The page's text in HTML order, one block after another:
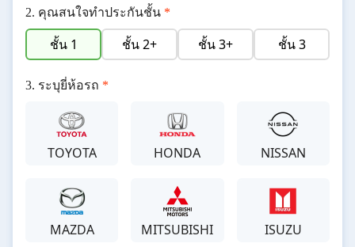
คุณสนใจทำประกันชั้น *
ชั้น 1 ชั้น 2+ ชั้น 3+ ชั้น 3
ระบุยี่ห้อรถ *
TOYOTA HONDA NISSAN
MAZDA MITSUBISHI ISUZU